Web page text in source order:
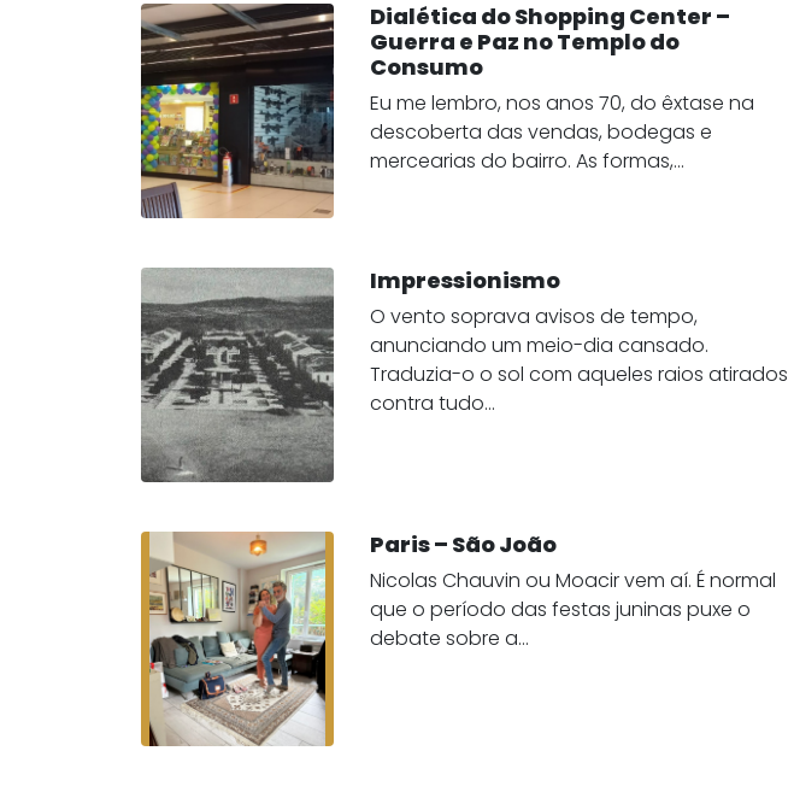
Dialética do Shopping Center –
Guerra e Paz no Templo do
Consumo
Eu me lembro, nos anos 70, do êxtase na
descoberta das vendas, bodegas e
mercearias do bairro. As formas,...
Impressionismo
O vento soprava avisos de tempo,
anunciando um meio-dia cansado.
Traduzia-o o sol com aqueles raios atirados
contra tudo...
Paris – São João
Nicolas Chauvin ou Moacir vem aí. É normal
que o período das festas juninas puxe o
debate sobre a...